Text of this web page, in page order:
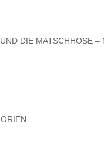
DIE MATSCHHOSE –